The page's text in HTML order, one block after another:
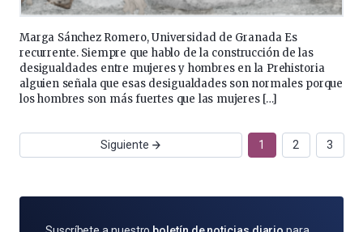
Marga Sánchez Romero, Universidad de Granada Es
recurrente. Siempre que hablo de la construcción de las
desigualdades entre mujeres y hombres en la Prehistoria
alguien señala que esas desigualdades son normales porque
los hombres son más fuertes que las mujeres […]
Siguiente 1 2 3
SUSCRÍBETE